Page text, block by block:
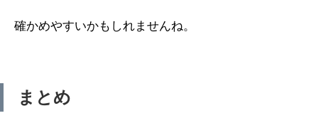
確かめやすいかもしれませんね。
まとめ